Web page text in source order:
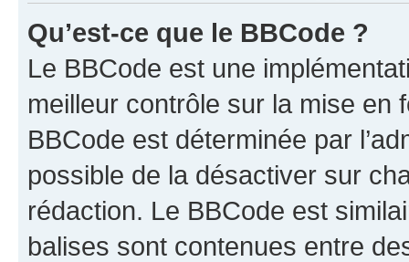
Qu’est-ce que le BBCode ?
Le BBCode est une
meilleur contrôle sur la mise en
BBCode est déterminée par
possible de la désactiver sur
rédaction. Le BBCode est
balises sont contenues entre